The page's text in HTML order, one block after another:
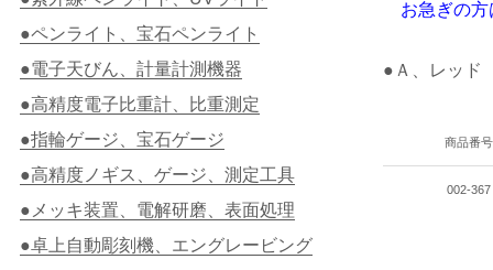
お急ぎの方
●Ａ、レッド
商品番号
002-367
●ペンライト、宝石ペンライト
●電子天びん、計量計測機器
●高精度電子比重計、比重測定
●指輪ゲージ、宝石ゲージ
●高精度ノギス、ゲージ、測定工具
●メッキ装置、電解研磨、表面処理
●卓上自動彫刻機、エングレービング